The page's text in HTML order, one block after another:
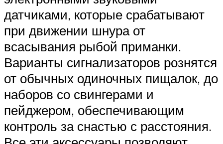
датчиками, которые срабатывают
при движении шнура от
всасывания рыбой приманки.
Варианты сигнализаторов рознятся
от обычных одиночных пищалок, до
наборов со свингерами и
пейджером, обеспечивающим
контроль за снастью с расстояния.